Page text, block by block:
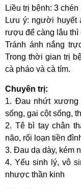
Liều trị bệnh: 3
Lưu ý: người huyết
rượu để càng lâu thì
Tránh ánh nắng
Trong thời gian trị
cà pháo và cà tím.
Chuyên trị:
1. Đau nhứt xương
sống, gai cột sống,
2. Tê bì tay chân
não, rối loạn tiền
3. Đau dạ dày, kém
4. Yếu sinh lý, vô
nhược thần kinh